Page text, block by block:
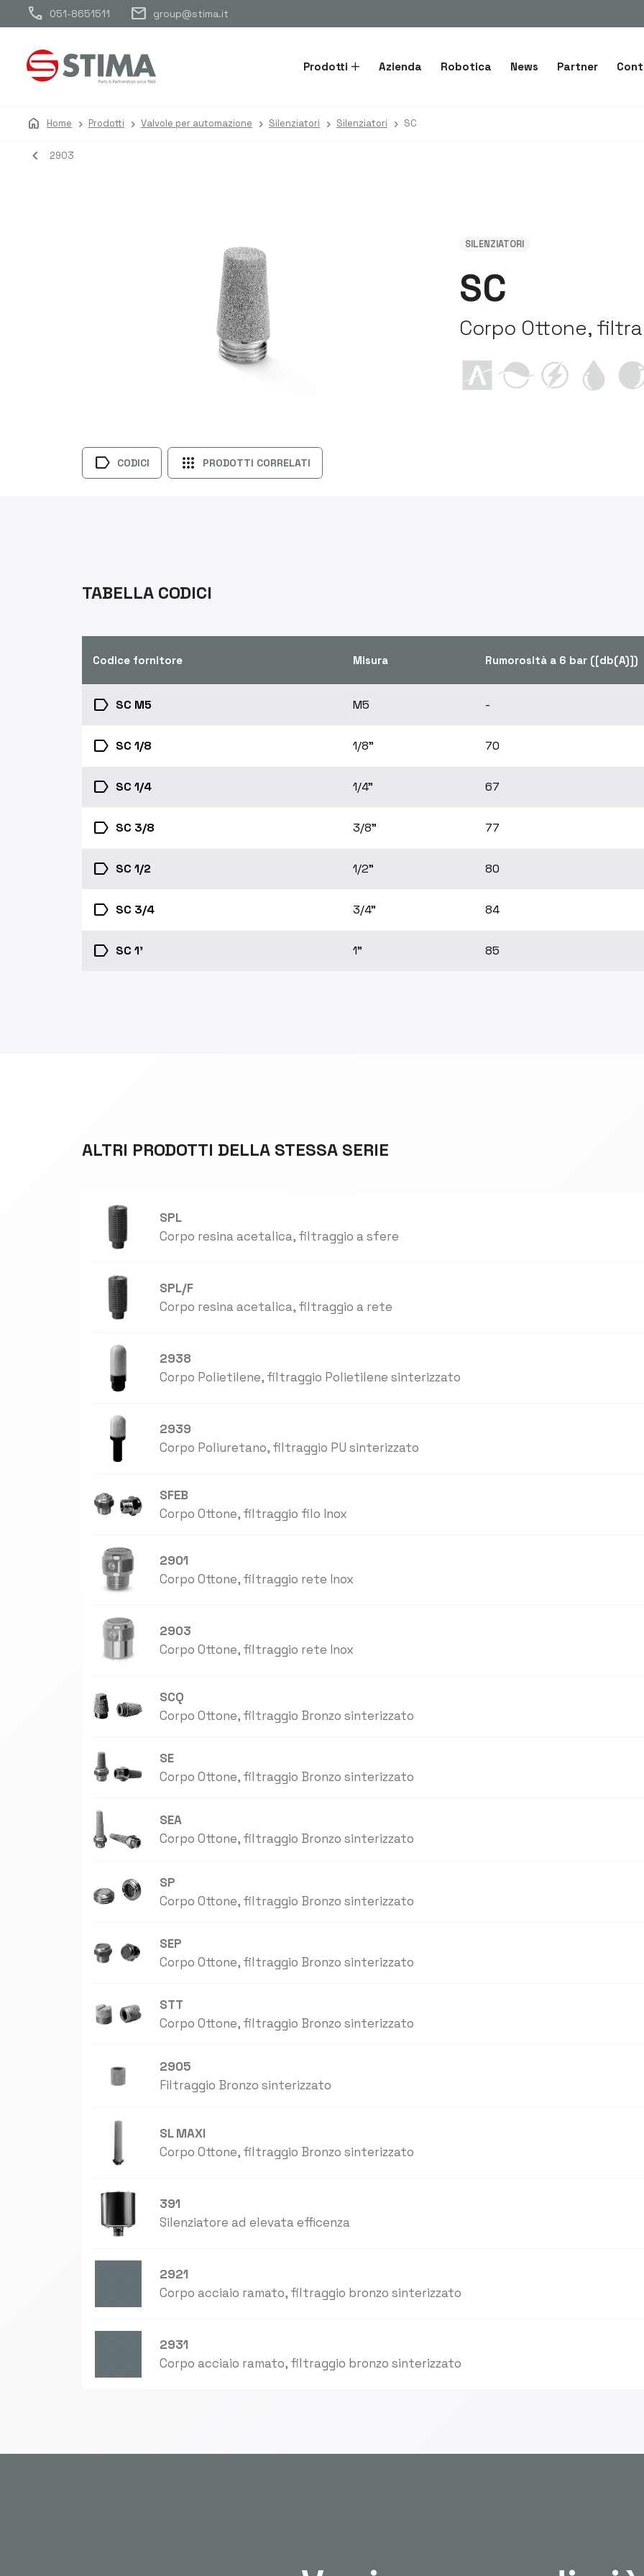
call 051-8651511 mail group@stima.it
Prodotti Azienda Robotica News Partner
home Home Prodotti Valvole per automazione Silenziatori Silenziatori SC
navigate_before 2903
SILENZIATORI
SC
Corpo Ottone,
label CODICI apps PRODOTTI CORRELATI
TABELLA CODICI
Codice fornitore Misura Rumorosità a 6 bar ([db(A)])
label SC M5 M5 -
label SC 1/8 1/8" 70
label SC 1/4 1/4" 67
label SC 3/8 3/8" 77
label SC 1/2 1/2" 80
label SC 3/4 3/4" 84
label SC 1' 1" 85
ALTRI PRODOTTI DELLA STESSA SERIE
SPL
Corpo resina acetalica, filtraggio a sfere
SPL/F
Corpo resina acetalica, filtraggio a rete
2938
Corpo Polietilene, filtraggio Polietilene sinterizzato
2939
Corpo Poliuretano, filtraggio PU sinterizzato
SFEB
Corpo Ottone, filtraggio filo Inox
2901
Corpo Ottone, filtraggio rete Inox
2903
Corpo Ottone, filtraggio rete Inox
SCQ
Corpo Ottone, filtraggio Bronzo sinterizzato
SE
Corpo Ottone, filtraggio Bronzo sinterizzato
SEA
Corpo Ottone, filtraggio Bronzo sinterizzato
SP
Corpo Ottone, filtraggio Bronzo sinterizzato
SEP
Corpo Ottone, filtraggio Bronzo sinterizzato
STT
Corpo Ottone, filtraggio Bronzo sinterizzato
2905
Filtraggio Bronzo sinterizzato
SL MAXI
Corpo Ottone, filtraggio Bronzo sinterizzato
391
Silenziatore ad elevata efficenza
2921
Corpo acciaio ramato, filtraggio bronzo sinterizzato
2931
Corpo acciaio ramato, filtraggio bronzo sinterizzato